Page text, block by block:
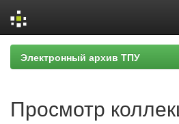
Skip
navigation
Электронный архив ТПУ
Просмотр